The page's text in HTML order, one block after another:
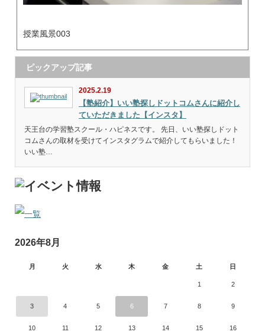
授業風景003
ピックアップ記事
2025.2.19
【塾紹介】いい塾探しドットコムさんに紹介し
ていただきました【インスタ】
天王台の学習塾スクール・ハピネスです。 先日、いい塾探しドット
コムさんの取材を受けてインスタグラムで紹介してもらいました！
いい塾…
2026年8月
月 火 水 木 金 土 日
1 2
3 4 5 6 7 8 9
10 11 12 13 14 15 16